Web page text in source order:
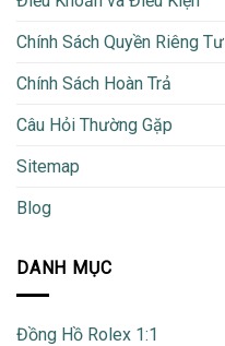
Chính Sách Quyền Riêng Tư
Chính Sách Hoàn Trả
Câu Hỏi Thường Gặp
Sitemap
Blog
DANH MỤC
Đồng Hồ Rolex 1:1